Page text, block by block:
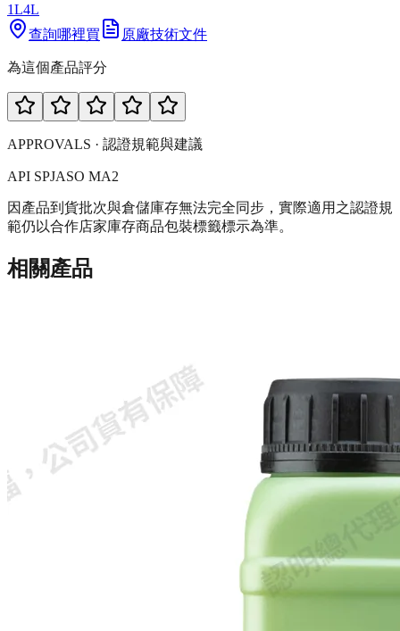
1L4L
查詢哪裡買
原廠技術文件
為這個產品評分
APPROVALS · 認證規範與建議
API SPJASO MA2
因產品到貨批次與倉儲庫存無法完全同步，實際適用之認證規
範仍以合作店家庫存商品包裝標籤標示為準。
相關產品